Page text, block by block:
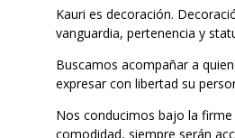
Kauri es decoración.
vanguardia, pertenencia y
Buscamos acompañar a
expresar con libertad su
Nos conducimos bajo la
comodidad, siempre serán